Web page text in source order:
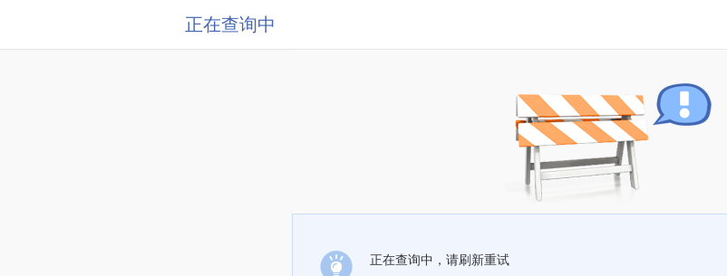
正在查询中
正在查询中，请刷新重试